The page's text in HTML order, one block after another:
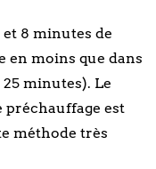
8 minutes de
en moins que dans
minutes). Le
est
méthode très